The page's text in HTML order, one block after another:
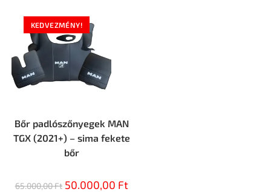
KEDVEZMÉNY!
Bőr padlószőnyegek MAN
TGX (2021+) – sima fekete
bőr
65.000,00Ft 50.000,00 Ft